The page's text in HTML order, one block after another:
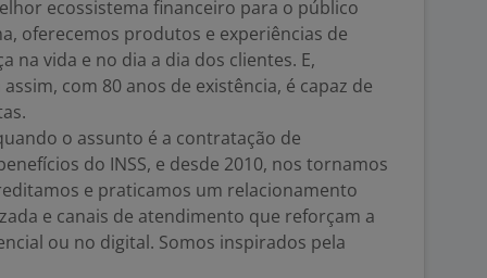
ecossistema financeiro para o público
oferecemos produtos e experiências de
na vida e no dia a dia dos clientes. E,
com 80 anos de existência, é capaz de
o assunto é a contratação de
do INSS, e desde 2010, nos tornamos
e praticamos um relacionamento
e canais de atendimento que reforçam a
ou no digital. Somos inspirados pela